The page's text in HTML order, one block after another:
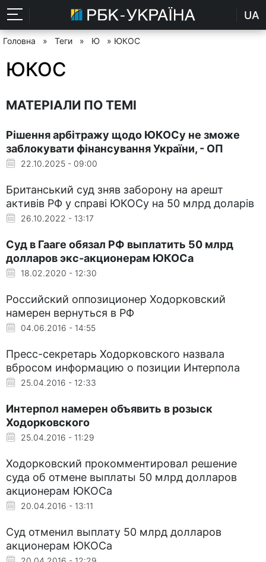
UA
Головна » Теги » Ю » ЮКОС
ЮКОС
МАТЕРІАЛИ ПО ТЕМІ
Рішення арбітражу щодо ЮКОСу не зможе
заблокувати фінансування України, - ОП
22.10.2025 - 09:00
Британський суд зняв заборону на арешт
активів РФ у справі ЮКОСу на 50 млрд доларів
26.10.2022 - 13:17
Суд в Гааге обязал РФ выплатить 50 млрд
долларов экс-акционерам ЮКОСа
18.02.2020 - 12:30
Российский оппозиционер Ходорковский
намерен вернуться в РФ
04.06.2016 - 14:55
Пресс-секретарь Ходорковского назвала
вбросом информацию о позиции Интерпола
25.04.2016 - 12:33
Интерпол намерен объявить в розыск
Ходорковского
25.04.2016 - 11:29
Ходорковский прокомментировал решение
суда об отмене выплаты 50 млрд долларов
акционерам ЮКОСа
20.04.2016 - 13:11
Суд отменил выплату 50 млрд долларов
акционерам ЮКОСа